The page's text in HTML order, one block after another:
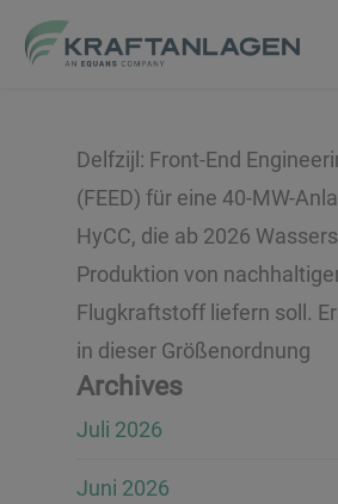
Zum
Hauptinhalt
Delfzijl: Front-End
(FEED) für eine 40-MW-
HyCC, die ab 2026
Produktion von
Flugkraftstoff liefern soll.
in dieser Größenordnung
Archives
Juli 2026
Juni 2026